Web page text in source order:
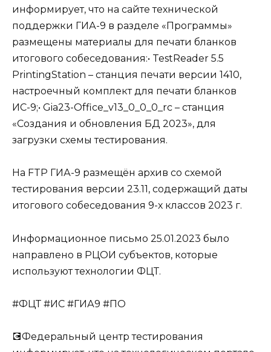
информирует, что на сайте технической
поддержки ГИА-9 в разделе «Программы»
размещены материалы для печати бланков
итогового собеседования:• TestReader 5.5
PrintingStation – станция печати версии 1410,
настроечный комплект для печати бланков
ИС-9;• Gia23-Office_v13_0_0_0_rc – станция
«Создания и обновления БД 2023», для
загрузки схемы тестирования.
На FTP ГИА-9 размещён архив со схемой
тестирования версии 23.11, содержащий даты
итогового собеседования 9-х классов 2023 г.
Информационное письмо 25.01.2023 было
направлено в РЦОИ субъектов, которые
используют технологии ФЦТ.
#ФЦТ #ИС #ГИА9 #ПО
💽Федеральный центр тестирования